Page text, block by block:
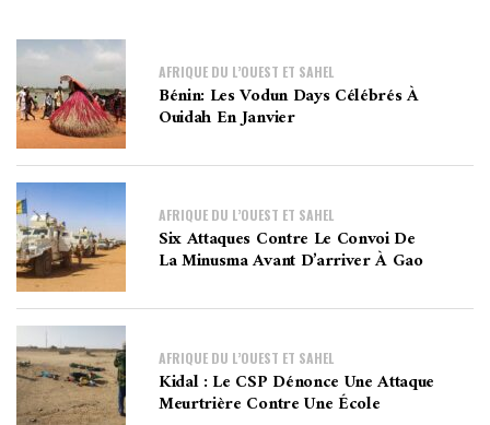
AFRIQUE DU L’OUEST ET SAHEL
Bénin: Les Vodun Days Célébrés À
Ouidah En Janvier
AFRIQUE DU L’OUEST ET SAHEL
Six Attaques Contre Le Convoi De
La Minusma Avant D’arriver À Gao
AFRIQUE DU L’OUEST ET SAHEL
Kidal : Le CSP Dénonce Une Attaque
Meurtrière Contre Une École